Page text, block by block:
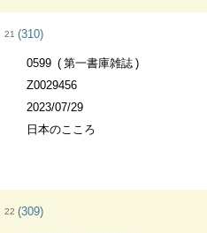
21 (310)
0599
第一書庫雑誌
Z0029456
2023/07/29
日本のこころ
22 (309)